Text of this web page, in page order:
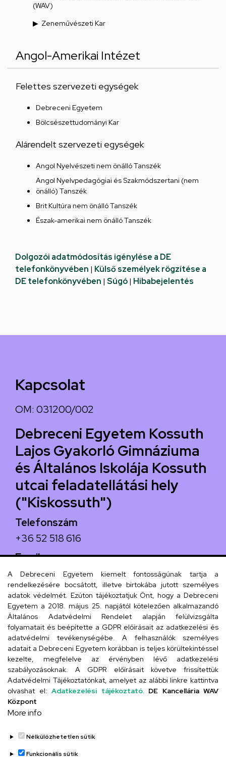
(WAV)
Zeneművészeti Kar
Angol-Amerikai Intézet
Felettes szervezeti egységek
Debreceni Egyetem
Bölcsészettudományi Kar
Alárendelt szervezeti egységek
Angol Nyelvészeti nem önálló Tanszék
Angol Nyelvpedagógiai és Szakmódszertani (nem
önálló) Tanszék
Brit Kultúra nem önálló Tanszék
Észak-amerikai nem önálló Tanszék
Dolgozói adatmódosítás igénylése a DE
telefonkönyvében | Külső személyek rögzítése a
DE telefonkönyvében | Súgó| Hibabejelentés
Kapcsolat
OM: 031200/002
Debreceni Egyetem Kossuth
Lajos Gyakorló Gimnáziuma
és Általános Iskolája Kossuth
utcai feladatellátási hely
("Kiskossuth")
Telefonszám
+36 52 518 616
Email
iskola@kossuth-alt.unideb.hu
Cím
4024 Debrecen, Kossuth utca 33.
Szervezeti telefonkönyv
UD telefonkönyv
A Debreceni Egyetem kiemelt fontosságúnak tartja a
rendelkezésére bocsátott, illetve birtokába jutott személyes
adatok védelmét. Ezúton tájékoztatjuk Önt, hogy a Debreceni
Egyetem a 2018. május 25. napjától kötelezően alkalmazandó
Általános Adatvédelmi Rendelet alapján felülvizsgálta
folyamatait és beépítette a GDPR előírásait az adatkezelési és
adatvédelmi tevékenységébe. A felhasználók személyes
adatait a Debreceni Egyetem korábban is teljes körültekintéssel
kezelte, megfelelve az érvényben lévő adatkezelési
szabályozásoknak. A GDPR előírásait követve frissítettük
Adatvédelmi Tájékoztatónkat, amelyet az alábbi linkre kattintva
olvashat el: Adatkezelési tájékoztató. DE Kancellária WAV
Központ
More info
Nélkülözhetetlen sütik
Funkcionális sütik